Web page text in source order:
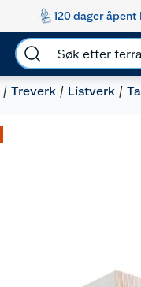
120 dager åpent
Treverk Listverk